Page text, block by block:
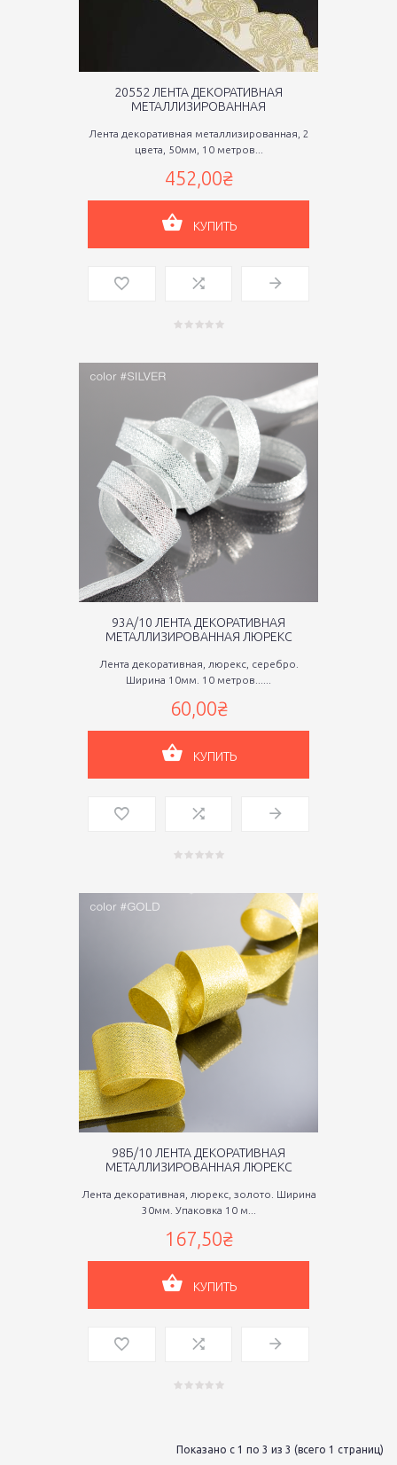
20552 ЛЕНТА ДЕКОРАТИВНАЯ
МЕТАЛЛИЗИРОВАННАЯ
Лента декоративная металлизированная, 2
цвета, 50мм, 10 метров...
452,00₴
КУПИТЬ
93A/10 ЛЕНТА ДЕКОРАТИВНАЯ
МЕТАЛЛИЗИРОВАННАЯ ЛЮРЕКС
Лента декоративная, люрекс, серебро.
Ширина 10мм. 10 метров......
60,00₴
КУПИТЬ
98Б/10 ЛЕНТА ДЕКОРАТИВНАЯ
МЕТАЛЛИЗИРОВАННАЯ ЛЮРЕКС
Лента декоративная, люрекс, золото. Ширина
30мм. Упаковка 10 м...
167,50₴
КУПИТЬ
Показано с 1 по 3 из 3 (всего 1 страниц)